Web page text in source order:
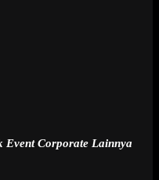
Corporate Lainnya